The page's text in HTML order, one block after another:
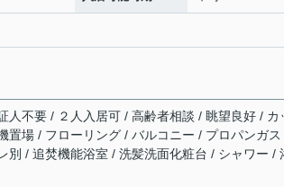
人不要 / ２人入居可 / 高齢者相談 / 眺望良好 / カ
置場 / フローリング / バルコニー / プロパンガ
別 / 追焚機能浴室 / 洗髪洗面化粧台 / シャワー /